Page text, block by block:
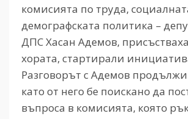
комисията по труда,
демографската политика –
ДПС Хасан Адемов,
хората, стартирали
Разговорът с Адемов продължи
като от него бе поискано да
въпроса в комисията, която